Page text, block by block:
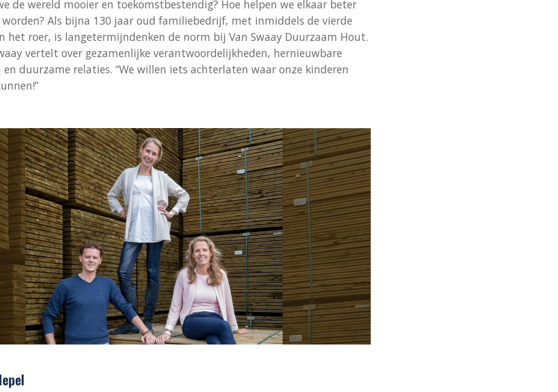
de wereld mooier en toekomstbestendig? Hoe helpen we elkaar beter
Als bijna 130 jaar oud familiebedrijf, met inmiddels de vierde
het roer, is langetermijndenken de norm bij Van Swaay Duurzaam Hout.
vertelt over gezamenlijke verantwoordelijkheden, hernieuwbare
duurzame relaties. “We willen iets achterlaten waar onze kinderen